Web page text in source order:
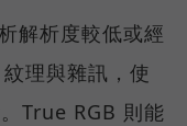
解析度較低或經
理與雜訊，使
True RGB 則能